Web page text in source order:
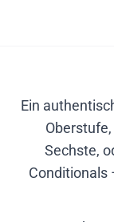
Ein
Sechste,
Conditionals